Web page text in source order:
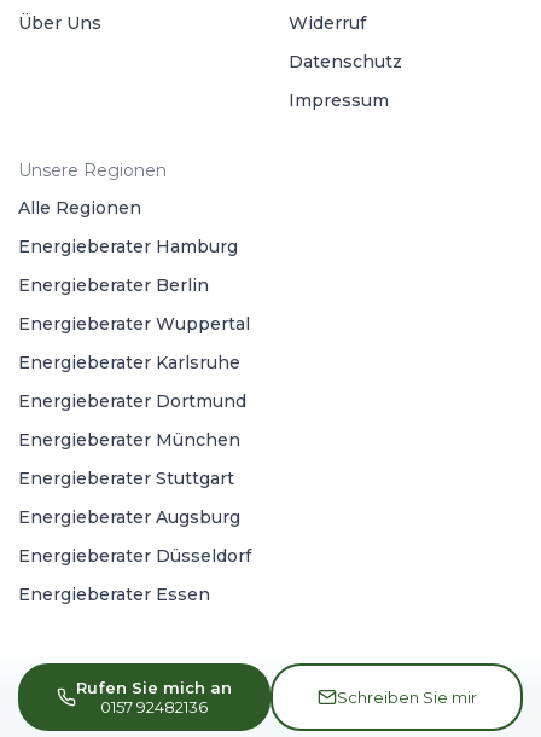
Rufen Sie mich an
0157 92482136
Schreiben Sie mir
Über Uns
Widerruf
Datenschutz
Impressum
Unsere Regionen
Alle Regionen
Energieberater Hamburg
Energieberater Berlin
Energieberater Wuppertal
Energieberater Karlsruhe
Energieberater Dortmund
Energieberater München
Energieberater Stuttgart
Energieberater Augsburg
Energieberater Düsseldorf
Energieberater Essen